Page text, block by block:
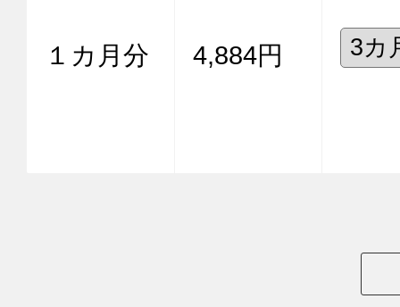
１カ月分 4,884円